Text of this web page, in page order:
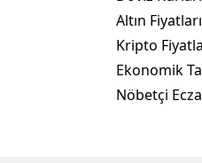
Altın Fiyatları
Kripto
Ekonomik
Nöbetçi